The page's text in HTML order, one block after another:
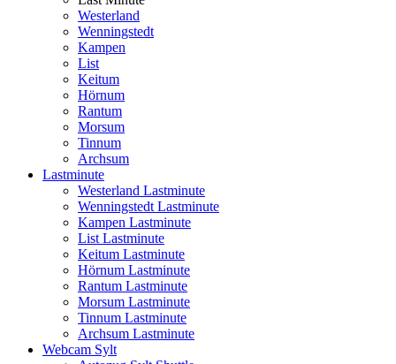
Westerland
Wenningstedt
Kampen
List
Keitum
Hörnum
Rantum
Morsum
Tinnum
Archsum
Lastminute
Westerland Lastminute
Wenningstedt Lastminute
Kampen Lastminute
List Lastminute
Keitum Lastminute
Hörnum Lastminute
Rantum Lastminute
Morsum Lastminute
Tinnum Lastminute
Archsum Lastminute
Webcam Sylt